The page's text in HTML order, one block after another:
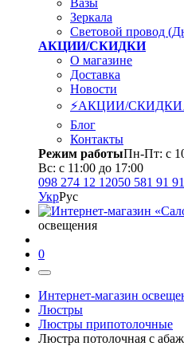
Вазы
Зеркала
Световой провод
АКЦИИ/СКИДКИ
О магазине
Доставка
Новости
⚡АКЦИИ/
Блог
Контакты
Режим работыПн-Пт: с
Вс: с 11:00 до 17:00
098 274 12 12050 581 91 91
УкрРус
освещения
0
Интернет-магазин
Люстры
Люстры припотолочные
Люстра потолочная с